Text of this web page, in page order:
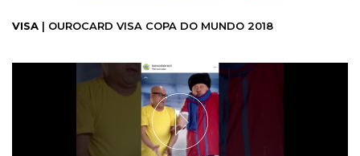
VISA | OUROCARD VISA COPA DO MUNDO 2018